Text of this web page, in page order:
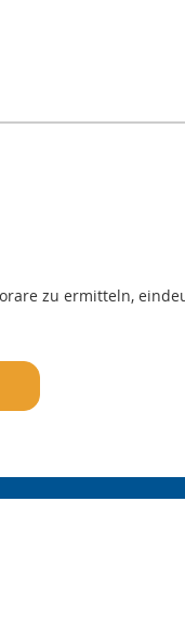
zu ermitteln,